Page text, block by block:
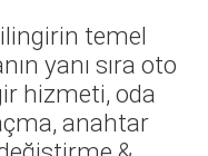
temel
yanı sıra oto
hizmeti, oda
anahtar